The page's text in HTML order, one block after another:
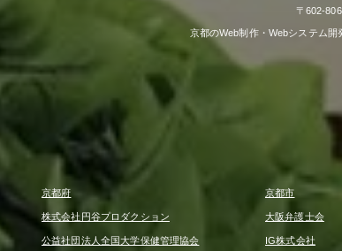
〒602-
京都のWeb制作・Webシステム
京都府 京都市
株式会社円谷プロダクション 大阪弁護士会
公益社団法人全国大学保健管理協会 IG株式会社